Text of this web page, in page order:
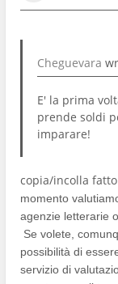
Cheguevara
E' la prima
prende soldi
imparare!
copia/incolla
momento
agenzie letterarie
Se volete,
possibilità di
servizio di